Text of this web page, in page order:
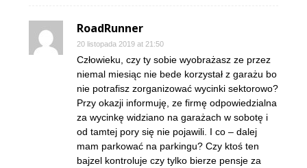
RoadRunner
20 listopada 2019 at 21:50
Człowieku, czy ty sobie wyobrażasz ze przez
niemal miesiąc nie bede korzystał z garażu bo
nie potrafisz zorganizować wycinki sektorowo?
Przy okazji informuję, ze firmę odpowiedzialna
za wycinkę widziano na garażach w sobotę i
od tamtej pory się nie pojawili. I co – dalej
mam parkować na parkingu? Czy ktoś ten
bajzel kontroluje czy tylko bierze pensje za